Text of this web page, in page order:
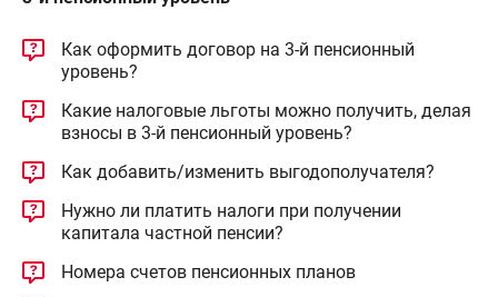
Как оформить договор на 3-й пенсионный
уровень?
Какие налоговые льготы можно получить, делая
взносы в 3-й пенсионный уровень?
Как добавить/изменить выгодополучателя?
Нужно ли платить налоги при получении
капитала частной пенсии?
Номера счетов пенсионных планов